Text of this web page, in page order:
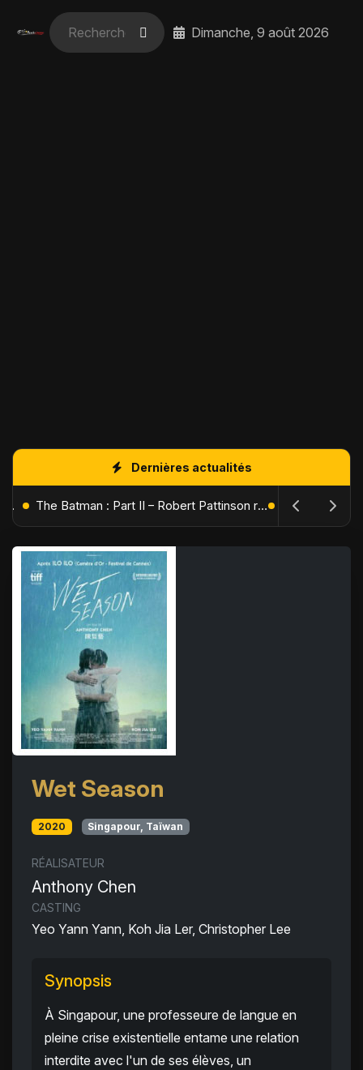
Dimanche, 9 août 2026
Dernières actualités
L'Âge de Glace : Le Réveil du Volcan – Manny, Sid et Diego de retour pour une aventure explosive The Batman : Part II – Robert Pattinson replonge dans les ténèbres de Gotham dès octobre 2027
Wet Season
2020 Singapour, Taïwan
RÉALISATEUR
Anthony Chen
CASTING
Yeo Yann Yann, Koh Jia Ler, Christopher Lee
Synopsis
À Singapour, une professeure de langue en
pleine crise existentielle entame une relation
interdite avec l'un de ses élèves, un